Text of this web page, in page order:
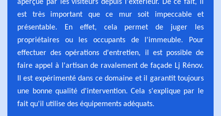
aperçue par les visiteurs depuis l'extérieur. De ce fait, il
est très important que ce mur soit impeccable et
présentable. En effet, cela permet de juger les
propriétaires ou les occupants de l'immeuble. Pour
effectuer des opérations d'entretien, il est possible de
faire appel à l'artisan de ravalement de façade Lj Rénov.
Il est expérimenté dans ce domaine et il garantit toujours
une bonne qualité d'intervention. Cela s'explique par le
fait qu'il utilise des équipements adéquats.